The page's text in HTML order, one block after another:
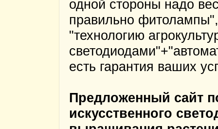
одной стороны надо
правильно
"технологию
есть гарантия ваших
Предложенный сайт
искусственного